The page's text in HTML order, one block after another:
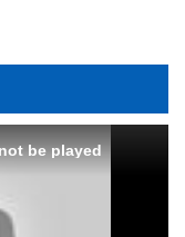
be played